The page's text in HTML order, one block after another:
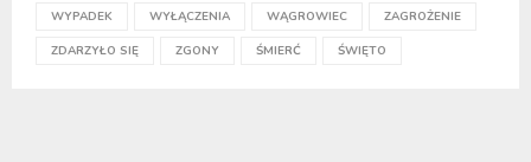
WYPADEK WYŁĄCZENIA WĄGROWIEC ZAGROŻENIE
ZDARZYŁO SIĘ ZGONY ŚMIERĆ ŚWIĘTO